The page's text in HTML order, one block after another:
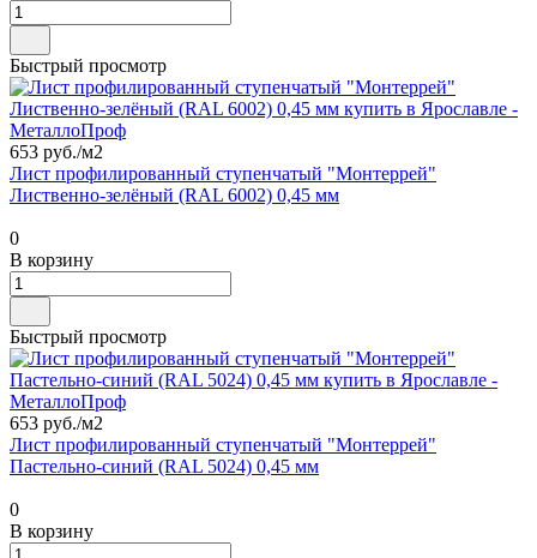
Быстрый просмотр
653 руб./м2
Лист профилированный ступенчатый "Монтеррей"
Лиственно-зелёный (RAL 6002) 0,45 мм
0
В корзину
Быстрый просмотр
653 руб./м2
Лист профилированный ступенчатый "Монтеррей"
Пастельно-синий (RAL 5024) 0,45 мм
0
В корзину